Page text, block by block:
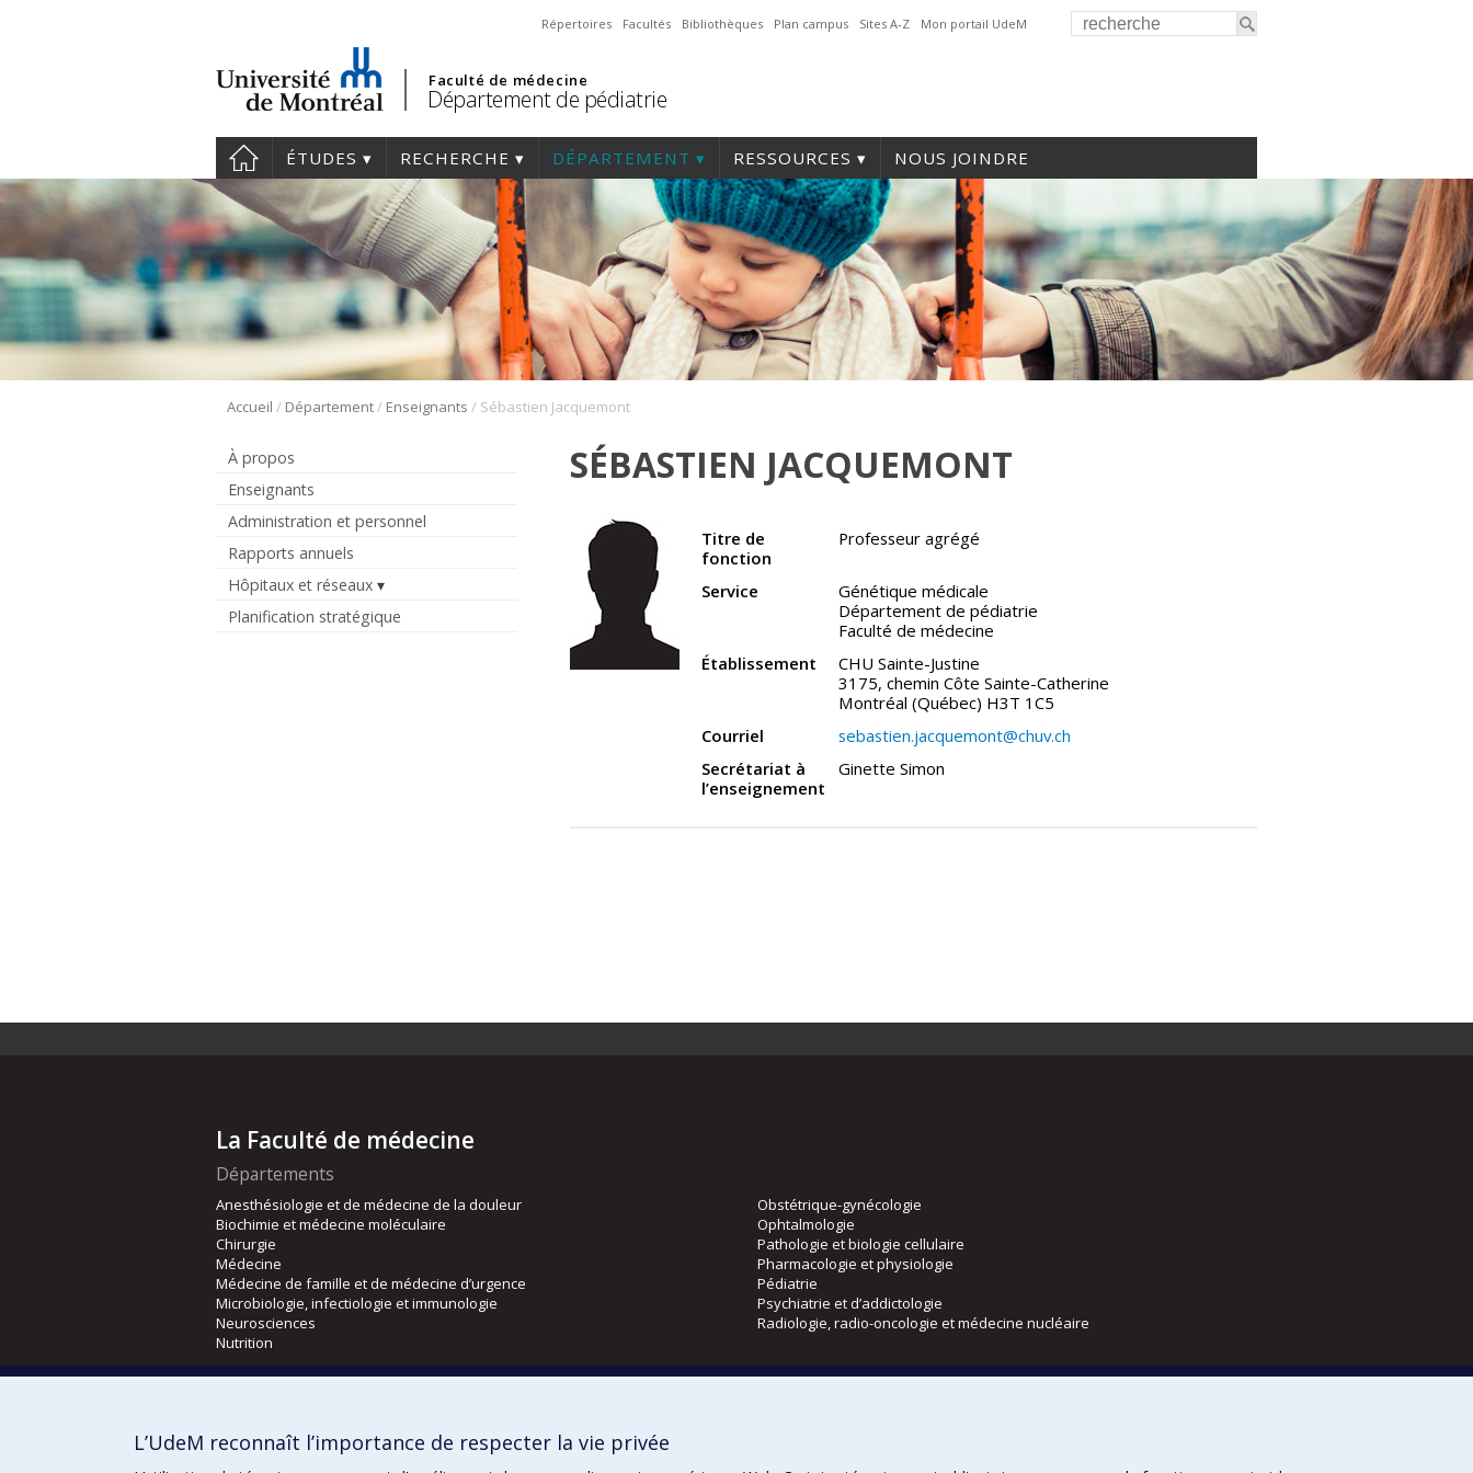
Répertoires Facultés Bibliothèques Plan campus Sites A-Z Mon portail UdeM
Faculté de médecine
Département de pédiatrie
ÉTUDES RECHERCHE DÉPARTEMENT RESSOURCES NOUS JOINDRE
Accueil / Département/ Enseignants / Sébastien Jacquemont
À propos
Enseignants
Administration et personnel
Rapports annuels
Hôpitaux et réseaux
Planification stratégique
SÉBASTIEN JACQUEMONT
Titre de
fonction
Professeur agrégé
Service
Génétique médicale
Département de pédiatrie
Faculté de médecine
Établissement
CHU Sainte-Justine
3175, chemin Côte Sainte-Catherine
Montréal (Québec) H3T 1C5
Courriel
sebastien.jacquemont@chuv.ch
Secrétariat à
l’enseignement
Ginette Simon
La Faculté de médecine
Départements
Anesthésiologie et de médecine de la douleur
Biochimie et médecine moléculaire
Chirurgie
Médecine
Médecine de famille et de médecine d’urgence
Microbiologie, infectiologie et immunologie
Neurosciences
Nutrition
Obstétrique-gynécologie
Ophtalmologie
Pathologie et biologie cellulaire
Pharmacologie et physiologie
Pédiatrie
Psychiatrie et d’addictologie
Radiologie, radio-oncologie et médecine nucléaire
Orthophonie et audiologie
L’UdeM reconnaît l’importance de respecter la vie privée